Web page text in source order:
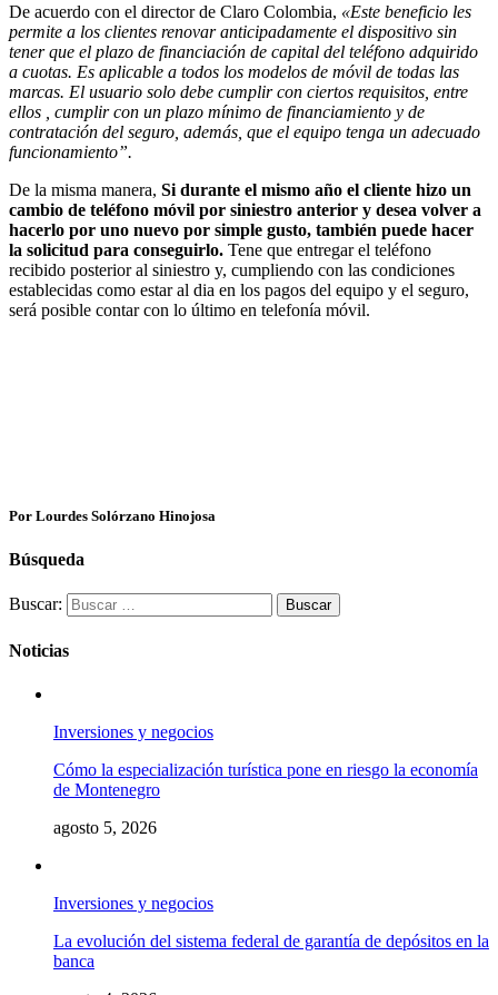
De acuerdo con el director de Claro Colombia, «Este beneficio les
permite a los clientes renovar anticipadamente el dispositivo sin
tener que el plazo de financiación de capital del teléfono adquirido
a cuotas. Es aplicable a todos los modelos de móvil de todas las
marcas. El usuario solo debe cumplir con ciertos requisitos, entre
ellos , cumplir con un plazo mínimo de financiamiento y de
contratación del seguro, además, que el equipo tenga un adecuado
funcionamiento”.
De la misma manera, Si durante el mismo año el cliente hizo un
cambio de teléfono móvil por siniestro anterior y desea volver a
hacerlo por uno nuevo por simple gusto, también puede hacer
la solicitud para conseguirlo. Tene que entregar el teléfono
recibido posterior al siniestro y, cumpliendo con las condiciones
establecidas como estar al dia en los pagos del equipo y el seguro,
será posible contar con lo último en telefonía móvil.
Por Lourdes Solórzano Hinojosa
Búsqueda
Buscar:
Noticias
Inversiones y negocios
Cómo la especialización turística pone en riesgo la economía
de Montenegro
agosto 5, 2026
Inversiones y negocios
La evolución del sistema federal de garantía de depósitos en la
banca